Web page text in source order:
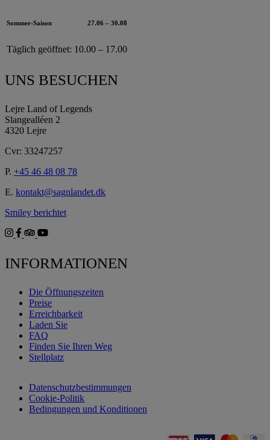
Sommer-Saison 27.06 – 30.08
Täglich geöffnet: 10.00 – 17.00
UNS BESUCHEN
Lejre Land of Legends
Slangealléen 2
4320 Lejre
Cvr: 33247257
P. +45 46 48 08 78
E. kontakt@sagnlandet.dk
Smiley berichtet
INFORMATIONEN
Die Öffnungszeiten
Preise
Erreichbarkeit
Laden Sie
FAQ
Finden Sie Ihren Weg
Stellplatz
Datenschutzbestimmungen
Cookie-Politik
Bedingungen und Konditionen